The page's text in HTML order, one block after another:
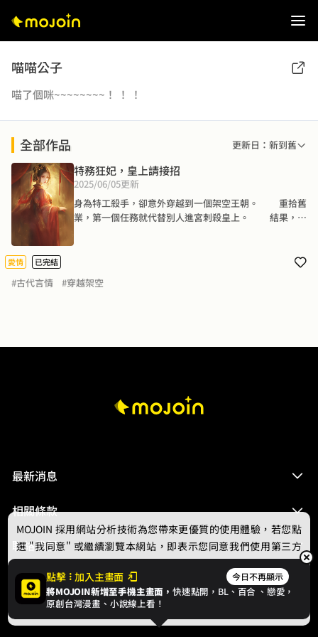
喵喵公子
喵了個咪~~~~~~~~！ ！ ！
全部作品 更新日：新到舊
特務狂妃，皇上請接招
2025/06/05更新
身為特工殺手，卻意外穿越到一個架空王朝。 　　重拾舊
業，第一個任務就代替別人進宮刺殺皇上。 　　結果，卻
自冷笑一聲：「從一開始就是一個騙局對嗎？」　　他淡
離開。 身下就是無盡的深淵，她抬頭，語氣決然凌厲：
愛情 已完結
#古代言情 #穿越架空
最新消息
相關條款
聯絡我們
© 2024 gamania Digital Entertainment Co., Ltd.
點擊 加入主畫面 今日不再顯示
將MOJOIN新增至手機主畫面，快速點開，BL、 百合 、戀愛，
原創台灣漫畫、小說線上看！
MOJOIN 採用網站分析技術為您帶來更優質的使用體驗，若您點
選 "我同意" 或繼續瀏覽本網站，即表示您同意我們使用第三方
Cookie，欲瞭解更多資訊請見隱私權政策。
我同意